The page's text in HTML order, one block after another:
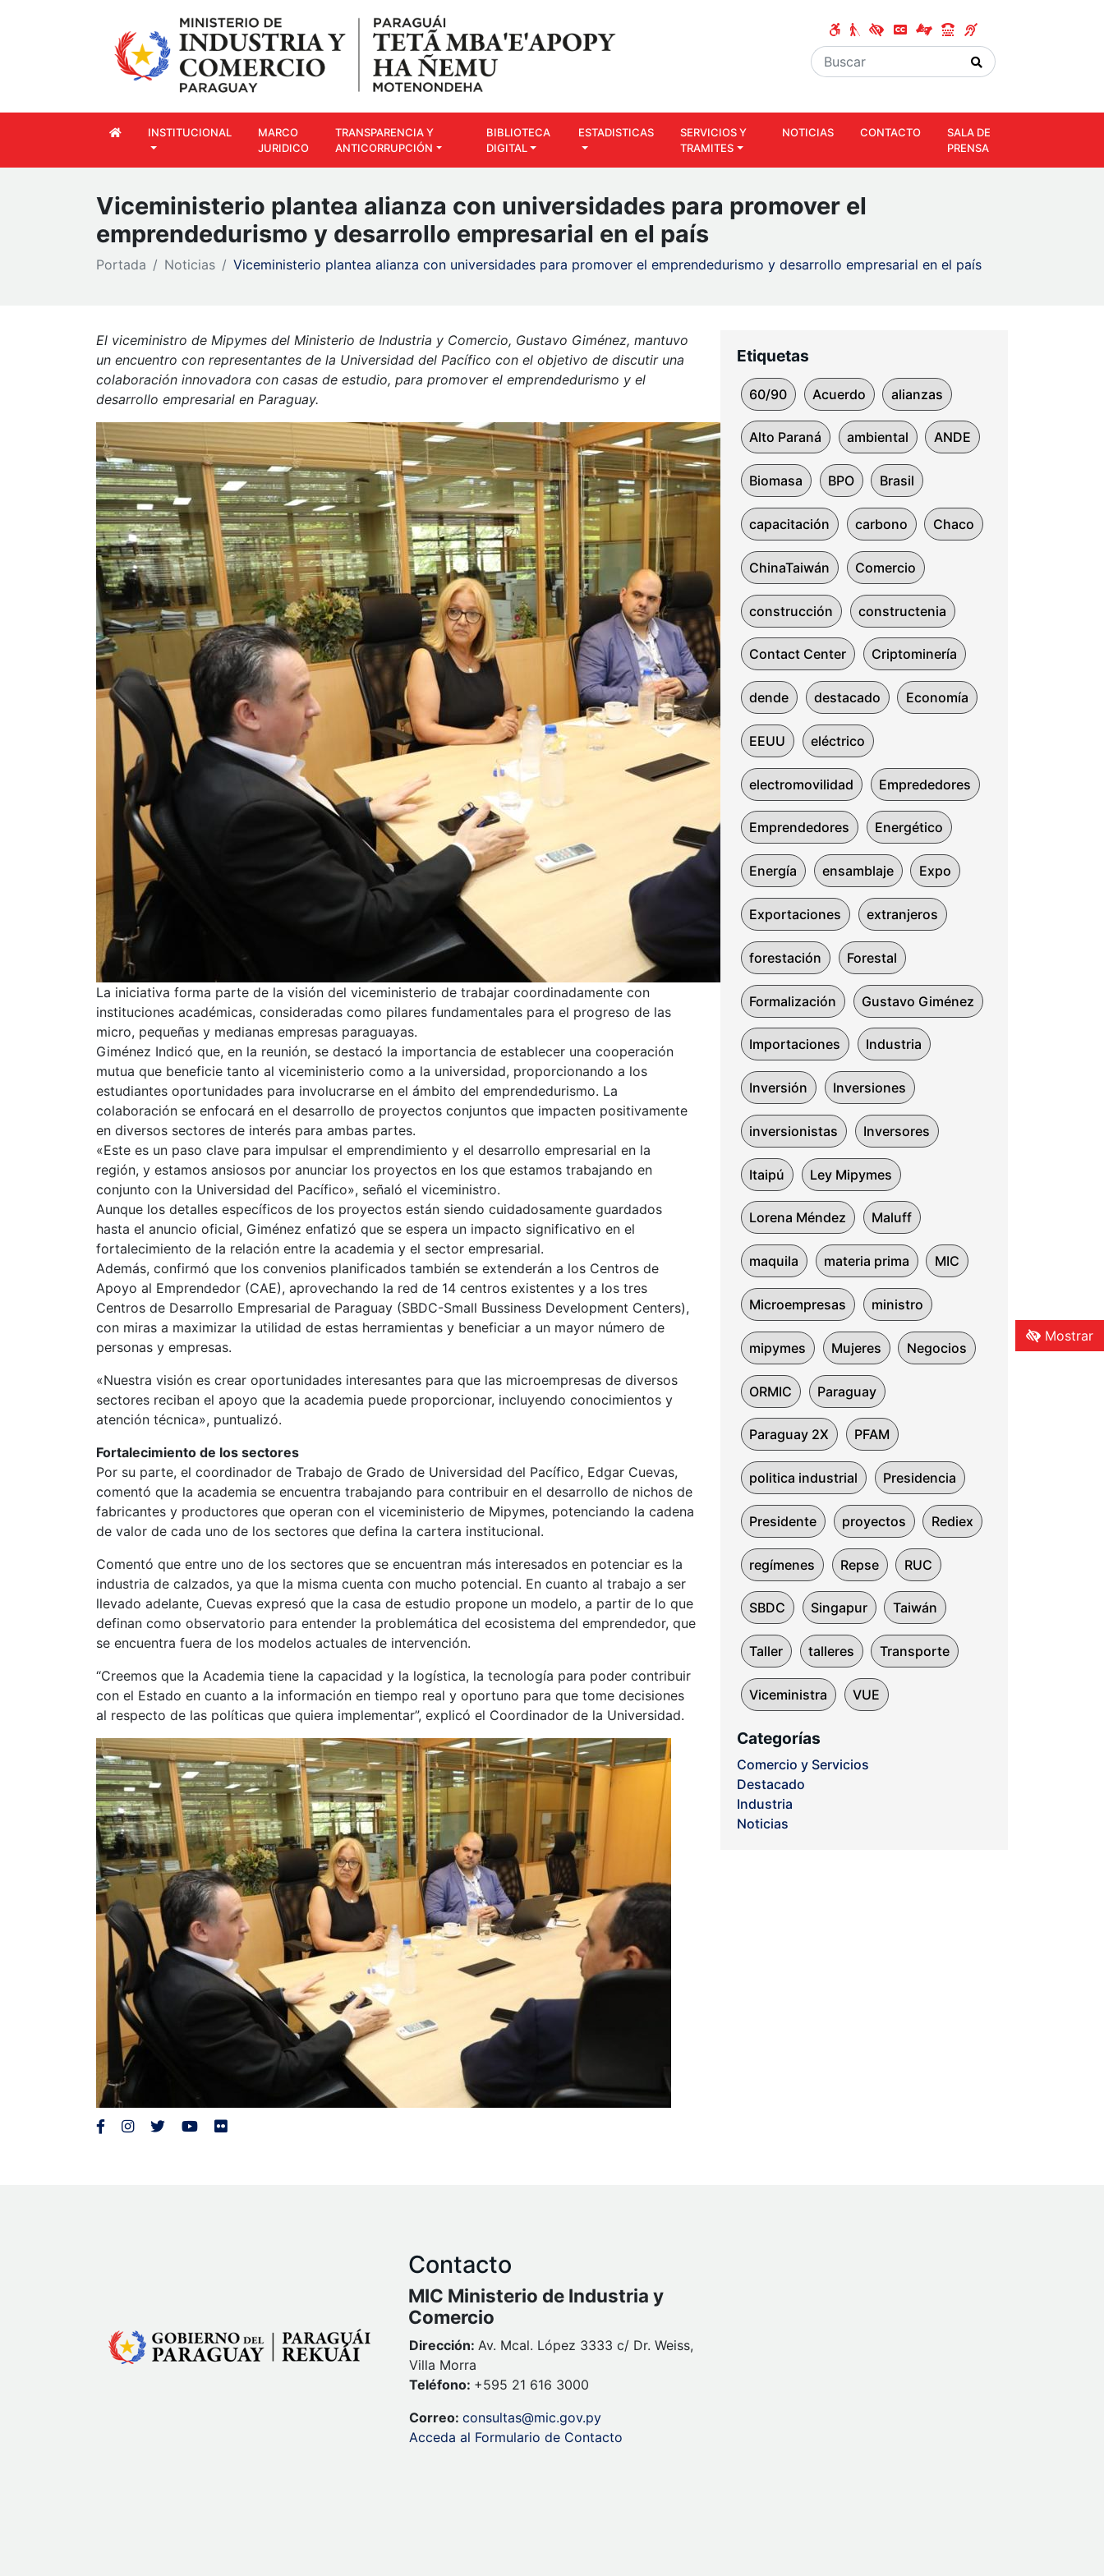
INSTITUCIONAL
MARCO
JURIDICO
TRANSPARENCIA Y
ANTICORRUPCIÓN
BIBLIOTECA
DIGITAL
ESTADISTICAS
SERVICIOS Y
TRAMITES
NOTICIAS CONTACTO
SALA DE
PRENSA
Mostrar
Viceministerio plantea alianza con universidades para promover el
emprendedurismo y desarrollo empresarial en el país
Portada Noticias Viceministerio plantea alianza con universidades para promover el emprendedurismo y desarrollo empresarial en el país
El viceministro de Mipymes del Ministerio de Industria y Comercio, Gustavo Giménez, mantuvo
un encuentro con representantes de la Universidad del Pacífico con el objetivo de discutir una
colaboración innovadora con casas de estudio, para promover el emprendedurismo y el
desarrollo empresarial en Paraguay.
La iniciativa forma parte de la visión del viceministerio de trabajar coordinadamente con
instituciones académicas, consideradas como pilares fundamentales para el progreso de las
micro, pequeñas y medianas empresas paraguayas.
Giménez Indicó que, en la reunión, se destacó la importancia de establecer una cooperación
mutua que beneficie tanto al viceministerio como a la universidad, proporcionando a los
estudiantes oportunidades para involucrarse en el ámbito del emprendedurismo. La
colaboración se enfocará en el desarrollo de proyectos conjuntos que impacten positivamente
en diversos sectores de interés para ambas partes.
«Este es un paso clave para impulsar el emprendimiento y el desarrollo empresarial en la
región, y estamos ansiosos por anunciar los proyectos en los que estamos trabajando en
conjunto con la Universidad del Pacífico», señaló el viceministro.
Aunque los detalles específicos de los proyectos están siendo cuidadosamente guardados
hasta el anuncio oficial, Giménez enfatizó que se espera un impacto significativo en el
fortalecimiento de la relación entre la academia y el sector empresarial.
Además, confirmó que los convenios planificados también se extenderán a los Centros de
Apoyo al Emprendedor (CAE), aprovechando la red de 14 centros existentes y a los tres
Centros de Desarrollo Empresarial de Paraguay (SBDC-Small Bussiness Development Centers),
con miras a maximizar la utilidad de estas herramientas y beneficiar a un mayor número de
personas y empresas.
«Nuestra visión es crear oportunidades interesantes para que las microempresas de diversos
sectores reciban el apoyo que la academia puede proporcionar, incluyendo conocimientos y
atención técnica», puntualizó.
Fortalecimiento de los sectores
Por su parte, el coordinador de Trabajo de Grado de Universidad del Pacífico, Edgar Cuevas,
comentó que la academia se encuentra trabajando para contribuir en el desarrollo de nichos de
fabricantes y productores que operan con el viceministerio de Mipymes, potenciando la cadena
de valor de cada uno de los sectores que defina la cartera institucional.
Comentó que entre uno de los sectores que se encuentran más interesados en potenciar es la
industria de calzados, ya que la misma cuenta con mucho potencial. En cuanto al trabajo a ser
llevado adelante, Cuevas expresó que la casa de estudio propone un modelo, a partir de lo que
definan como observatorio para entender la problemática del ecosistema del emprendedor, que
se encuentra fuera de los modelos actuales de intervención.
“Creemos que la Academia tiene la capacidad y la logística, la tecnología para poder contribuir
con el Estado en cuanto a la información en tiempo real y oportuno para que tome decisiones
al respecto de las políticas que quiera implementar”, explicó el Coordinador de la Universidad.
Etiquetas
60/90 Acuerdo alianzas
Alto Paraná ambiental ANDE
Biomasa BPO Brasil
capacitación carbono Chaco
ChinaTaiwán Comercio
construcción constructenia
Contact Center Criptominería
dende destacado Economía
EEUU eléctrico
electromovilidad Emprededores
Emprendedores Energético
Energía ensamblaje Expo
Exportaciones extranjeros
forestación Forestal
Formalización Gustavo Giménez
Importaciones Industria
Inversión Inversiones
inversionistas Inversores
Itaipú Ley Mipymes
Lorena Méndez Maluff
maquila materia prima MIC
Microempresas ministro
mipymes Mujeres Negocios
ORMIC Paraguay
Paraguay 2X PFAM
politica industrial Presidencia
Presidente proyectos Rediex
regímenes Repse RUC
SBDC Singapur Taiwán
Taller talleres Transporte
Viceministra VUE
Categorías
Comercio y Servicios
Destacado
Industria
Noticias
Contacto
MIC Ministerio de Industria y
Comercio
Dirección: Av. Mcal. López 3333 c/ Dr. Weiss,
Villa Morra
Teléfono: +595 21 616 3000
Correo: consultas@mic.gov.py
Acceda al Formulario de Contacto